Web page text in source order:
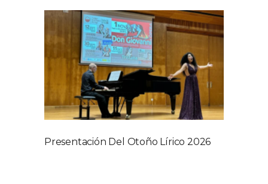
Presentación Del Otoño Lírico 2026